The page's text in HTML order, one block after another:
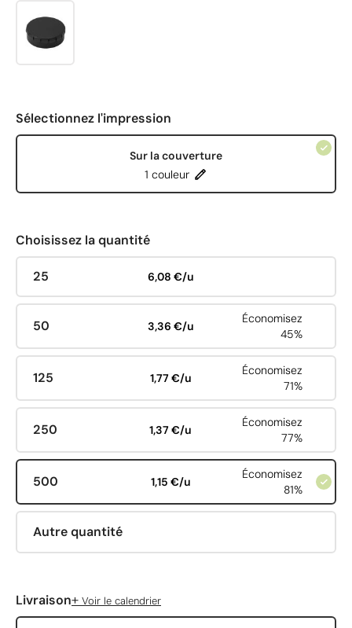
Sélectionnez l'impression
Sur la couverture
1 couleur
Choisissez la quantité
25 6,08 €/u
50 3,36 €/u
Économisez
45%
125 1,77 €/u
Économisez
71%
250 1,37 €/u
Économisez
77%
500 1,15 €/u
Économisez
81%
Autre quantité
Livraison+ Voir le calendrier